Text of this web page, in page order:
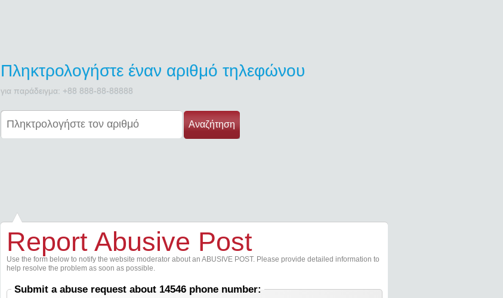
Πληκτρολογήστε έναν αριθμό τηλεφώνου
για παράδειγμα: +88 888-88-88888
Αναζήτηση
Report Abusive Post
Use the form below to notify the website moderator about an ABUSIVE POST. Please provide detailed information to
help resolve the problem as soon as possible.
Submit a abuse request about 14546 phone number: